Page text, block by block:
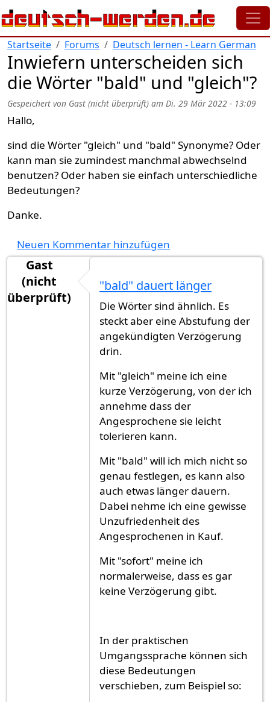
Direkt zum Inhalt
Startseite Forums Deutsch lernen - Learn German
Inwiefern unterscheiden sich
die Wörter "bald" und "gleich"?
Gespeichert von Gast (nicht überprüft) am Di. 29 Mär 2022 - 13:09
Hallo,
sind die Wörter "gleich" und "bald" Synonyme? Oder
kann man sie zumindest manchmal abwechselnd
benutzen? Oder haben sie einfach unterschiedliche
Bedeutungen?
Danke.
Neuen Kommentar hinzufügen
Gast
(nicht
überprüft)
"bald" dauert länger
Die Wörter sind ähnlich. Es
steckt aber eine Abstufung der
angekündigten Verzögerung
drin.
Mit "gleich" meine ich eine
kurze Verzögerung, von der ich
annehme dass der
Angesprochene sie leicht
tolerieren kann.
Mit "bald" will ich mich nicht so
genau festlegen, es kann also
auch etwas länger dauern.
Dabei nehme ich eine gewisse
Unzufriedenheit des
Angesprochenen in Kauf.
Mit "sofort" meine ich
normalerweise, dass es gar
keine Verzögerung gibt.
In der praktischen
Umgangssprache können sich
diese Bedeutungen
verschieben, zum Beispiel so: